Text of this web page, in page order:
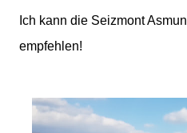
Ich kann die Seizmont
empfehlen!